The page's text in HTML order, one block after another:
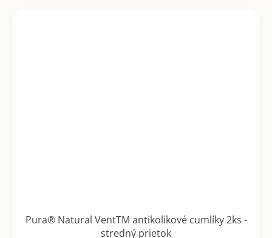
Pura® Natural VentTM antikolikové cumlíky 2ks -
stredný prietok